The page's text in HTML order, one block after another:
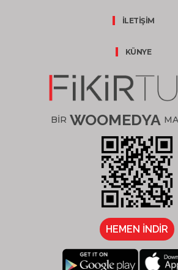
İLETİŞİM
KÜNYE
BİR WOOMEDYA
HEMEN İNDİR